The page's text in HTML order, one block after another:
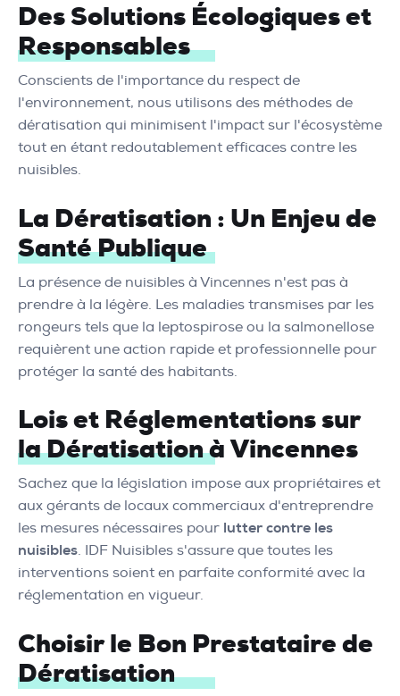
Des Solutions Écologiques et
Responsables
Conscients de l'importance du respect de
l'environnement, nous utilisons des méthodes de
dératisation qui minimisent l'impact sur l'écosystème
tout en étant redoutablement efficaces contre les
nuisibles.
La Dératisation : Un Enjeu de
Santé Publique
La présence de nuisibles à Vincennes n'est pas à
prendre à la légère. Les maladies transmises par les
rongeurs tels que la leptospirose ou la salmonellose
requièrent une action rapide et professionnelle pour
protéger la santé des habitants.
Lois et Réglementations sur
la Dératisation à Vincennes
Sachez que la législation impose aux propriétaires et
aux gérants de locaux commerciaux d'entreprendre
les mesures nécessaires pour lutter contre les
nuisibles. IDF Nuisibles s'assure que toutes les
interventions soient en parfaite conformité avec la
réglementation en vigueur.
Choisir le Bon Prestataire de
Dératisation